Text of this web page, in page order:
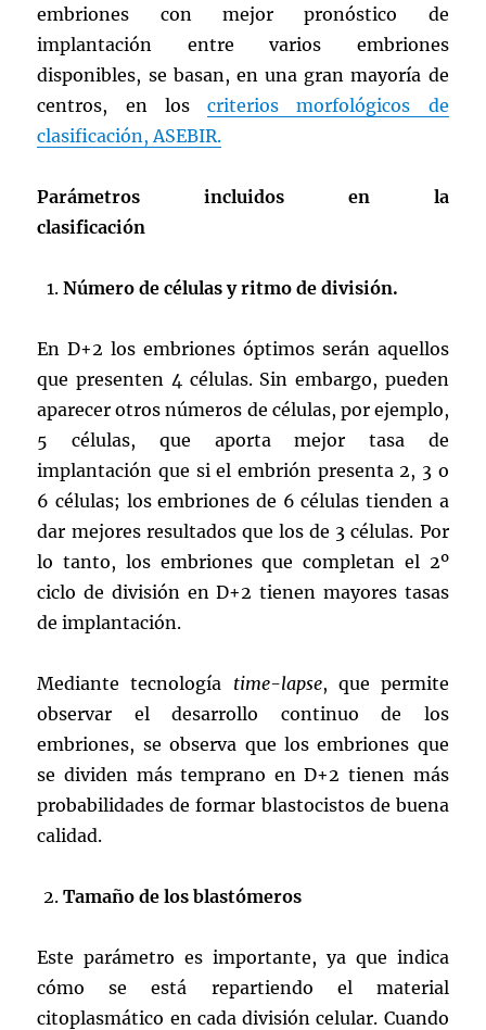
embriones con mejor pronóstico de
implantación entre varios embriones
disponibles, se basan, en una gran mayoría de
centros, en loscriterios morfológicos de
clasificación, ASEBIR.
Parámetros incluidos en la
clasificación
Número de células y ritmo de división.
En D+2 los embriones óptimos serán aquellos
que presenten 4 células. Sin embargo, pueden
aparecer otros números de células, por ejemplo,
5 células, que aporta mejor tasa de
implantación que si el embrión presenta 2, 3 o
6 células; los embriones de 6 células tienden a
dar mejores resultados que los de 3 células. Por
lo tanto, los embriones que completan el 2º
ciclo de división en D+2 tienen mayores tasas
de implantación.
Mediante tecnología time-lapse, que permite
observar el desarrollo continuo de los
embriones, se observa que los embriones que
se dividen más temprano en D+2 tienen más
probabilidades de formar blastocistos de buena
calidad.
Tamaño de los blastómeros
Este parámetro es importante, ya que indica
cómo se está repartiendo el material
citoplasmático en cada división celular. Cuando